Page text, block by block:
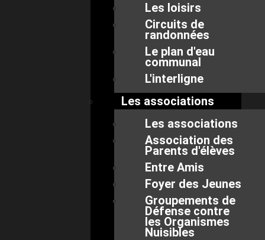
Les loisirs
Circuits de
randonnées
Le plan d'eau
communal
L'interligne
Les associations
Les associations
Association des
Parents d'élèves
Entre Amis
Foyer des Jeunes
Groupements de
Défense contre
les Organismes
Nuisibles